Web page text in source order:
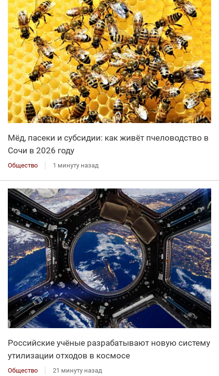
Мёд, пасеки и субсидии: как живёт пчеловодство в
Сочи в 2026 году
Общество 1 минуту назад
Российские учёные разрабатывают новую систему
утилизации отходов в космосе
Общество 21 минуту назад